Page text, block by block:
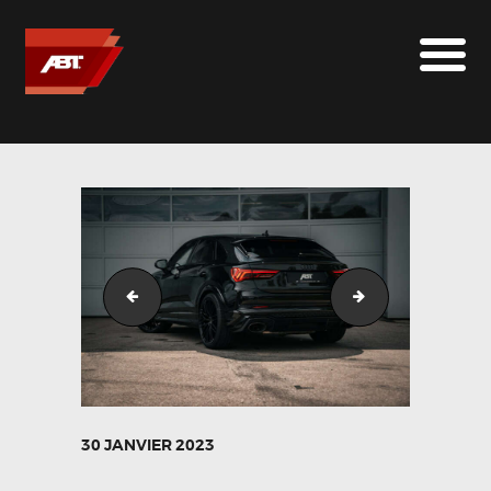
ABT SPORTSLINE FRANCE
MARQUES
LE SUR-MESURE
ABT
CONTACT
DSC05218 RSQ3_schwarz-
30 JANVIER 2023